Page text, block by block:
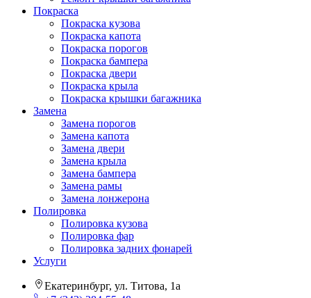
Покраска
Покраска кузова
Покраска капота
Покраска порогов
Покраска бампера
Покраска двери
Покраска крыла
Покраска крышки багажника
Замена
Замена порогов
Замена капота
Замена двери
Замена крыла
Замена бампера
Замена рамы
Замена лонжерона
Полировка
Полировка кузова
Полировка фар
Полировка задних фонарей
Услуги
Екатеринбург, ул. Титова, 1а